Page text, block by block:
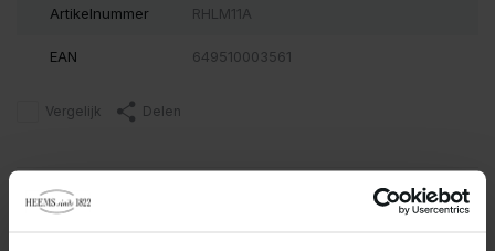
Artikelnummer RHLM11A
EAN 649510003561
Vergelijk Delen
Reviews